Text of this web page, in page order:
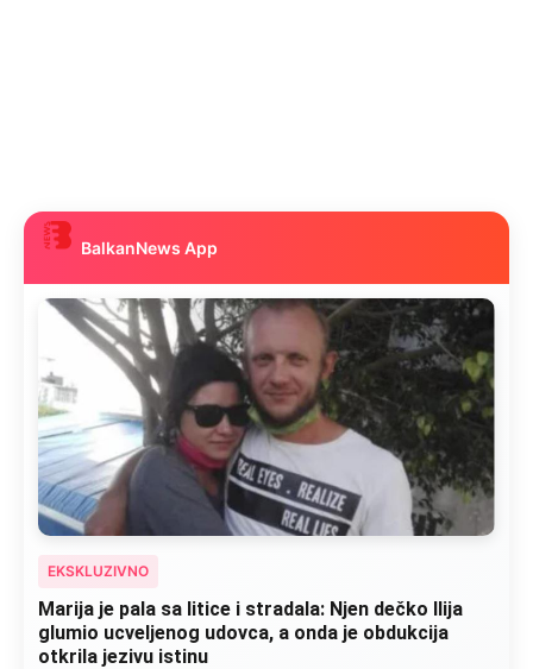
BalkanNews App
EKSKLUZIVNO
Marija je pala sa litice i stradala: Njen dečko Ilija
glumio ucveljenog udovca, a onda je obdukcija
otkrila jezivu istinu